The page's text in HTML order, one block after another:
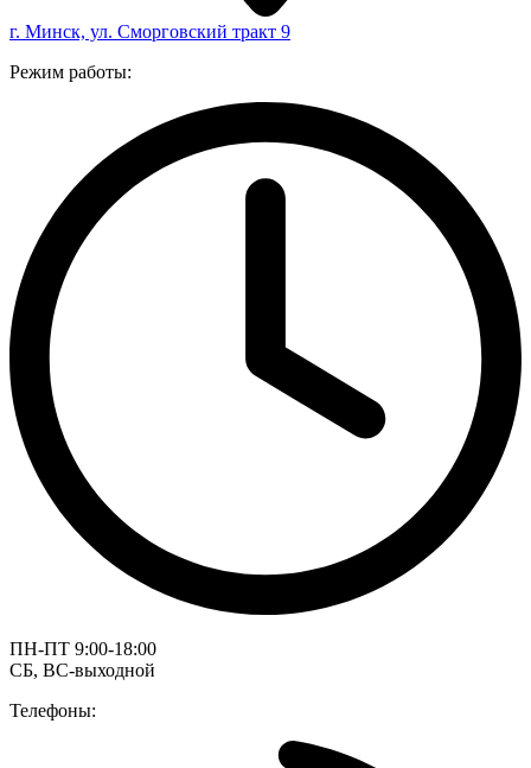
г. Минск, ул. Сморговский тракт 9
Режим работы:
ПН-ПТ 9:00-18:00
СБ, ВС-выходной
Телефоны: